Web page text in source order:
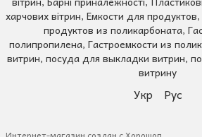
харчових вітрин, Емкости для
продуктов из поликарбоната,
полипропилена, Гастроемкости из
витрин, посуда для выкладки витрин,
витрину
Укр Рус